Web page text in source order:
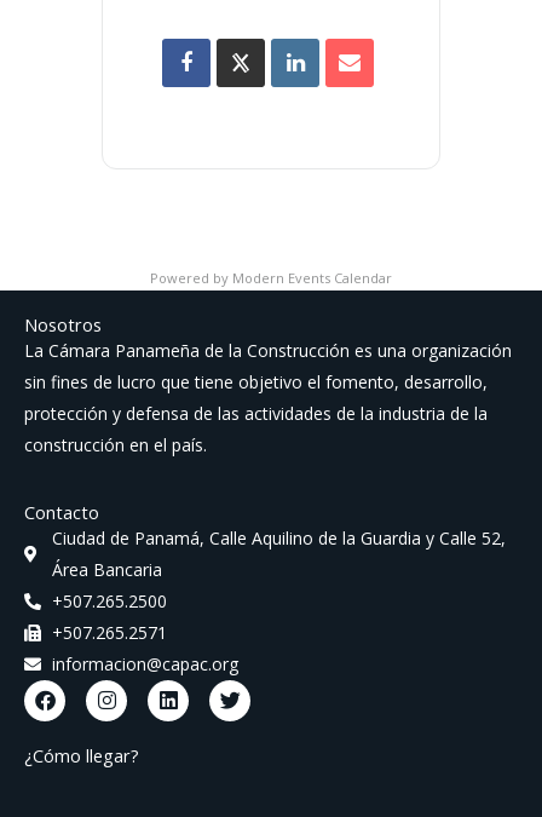
Powered by Modern Events Calendar
Nosotros
La Cámara Panameña de la Construcción es una organización
sin fines de lucro que tiene objetivo el fomento, desarrollo,
protección y defensa de las actividades de la industria de la
construcción en el país.
Contacto
Ciudad de Panamá, Calle Aquilino de la Guardia y Calle 52,
Área Bancaria
+507.265.2500
+507.265.2571
informacion@capac.org
F
a
c
e
b
I
n
s
t
a
L
i
n
T
w
i
¿Cómo llegar?